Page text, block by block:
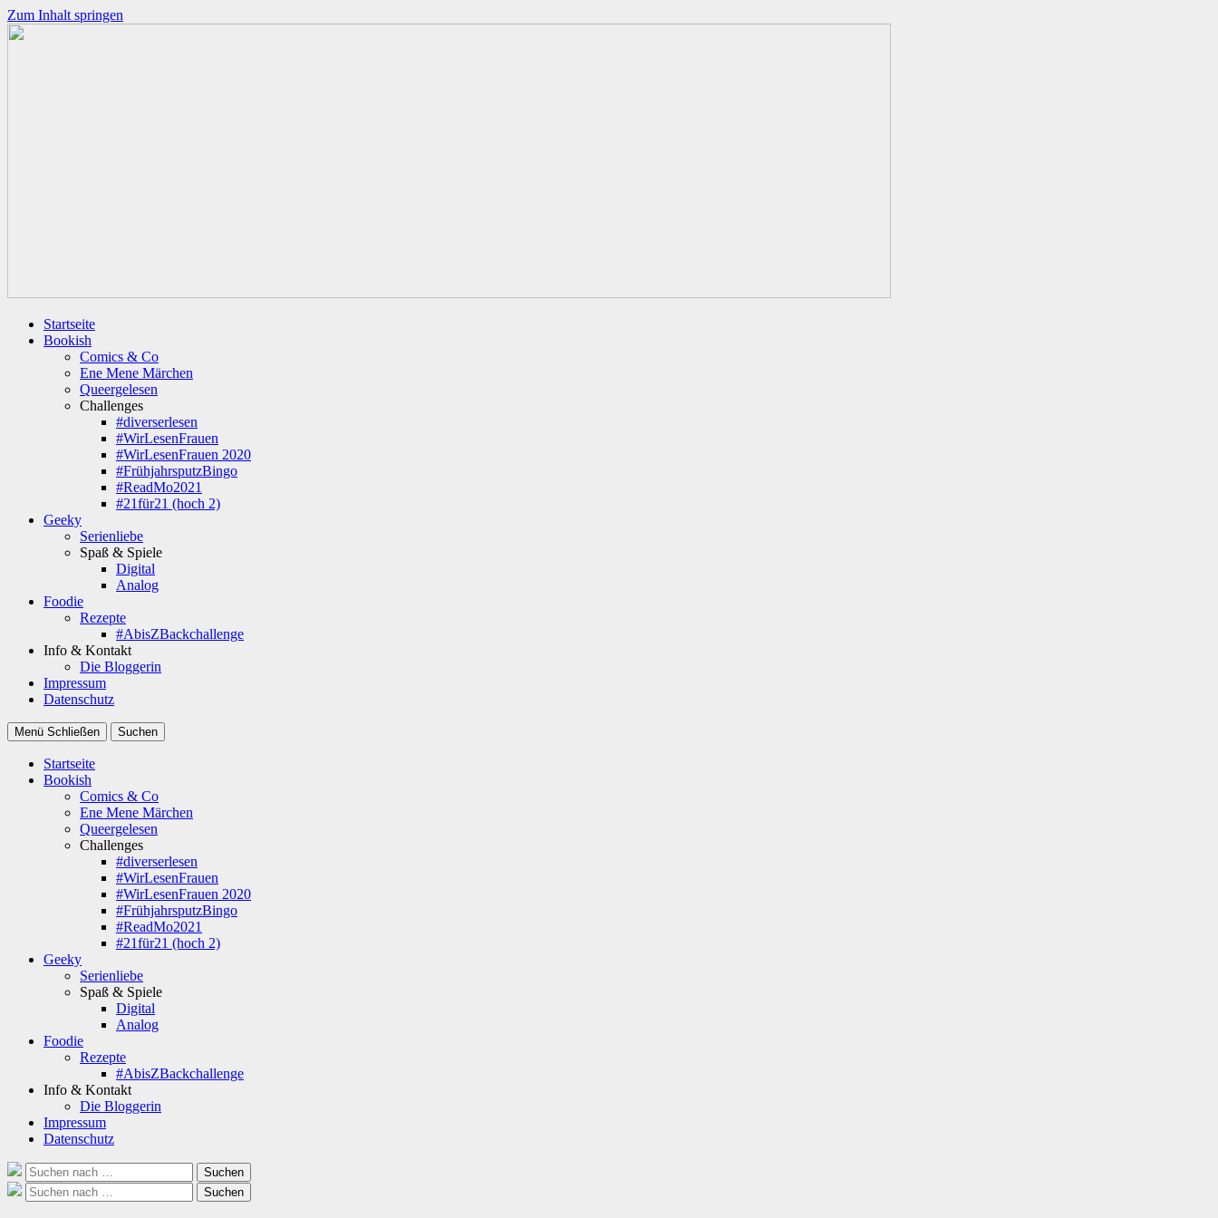
Zum Inhalt springen
Startseite
Bookish
Comics & Co
Ene Mene Märchen
Queergelesen
Challenges
#diverserlesen
#WirLesenFrauen
#WirLesenFrauen 2020
#FrühjahrsputzBingo
#ReadMo2021
#21für21 (hoch 2)
Geeky
Serienliebe
Spaß & Spiele
Digital
Analog
Foodie
Rezepte
#AbisZBackchallenge
Info & Kontakt
Die Bloggerin
Impressum
Datenschutz
Menü Schließen Suchen
Startseite
Bookish
Comics & Co
Ene Mene Märchen
Queergelesen
Challenges
#diverserlesen
#WirLesenFrauen
#WirLesenFrauen 2020
#FrühjahrsputzBingo
#ReadMo2021
#21für21 (hoch 2)
Geeky
Serienliebe
Spaß & Spiele
Digital
Analog
Foodie
Rezepte
#AbisZBackchallenge
Info & Kontakt
Die Bloggerin
Impressum
Datenschutz
Suche
nach:
Suchen
Suche
nach:
Suchen